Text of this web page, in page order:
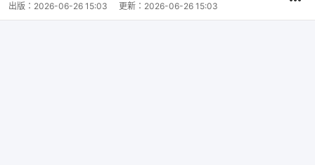
出版： 2026-06-26 15:03 更新： 2026-06-26 15:03